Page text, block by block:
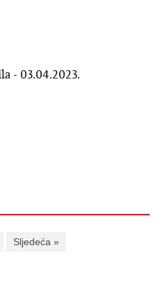
- 03.04.2023.
Sljedeća »